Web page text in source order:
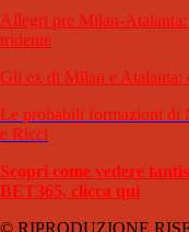
Allegri pre Milan-
tridente
Gli ex di Milan e Atalanta:
Le probabili formazioni di
e Ricci
Scopri come vedere
BET365, clicca qui
© RIPRODUZIONE